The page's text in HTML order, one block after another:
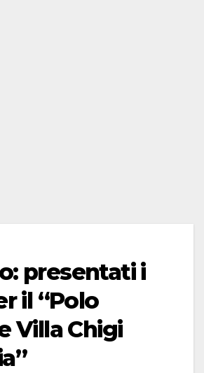
presentati i
il “Polo
Villa Chigi